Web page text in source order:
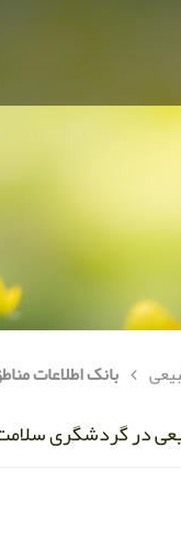
بانک اطلاعات
در گردشگری